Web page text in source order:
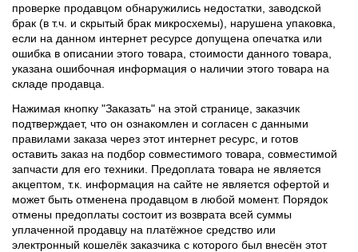
проверке продавцом обнаружились недостатки, заводской
брак (в т.ч. и скрытый брак микросхемы), нарушена упаковка,
если на данном интернет ресурсе допущена опечатка или
ошибка в описании этого товара, стоимости данного товара,
указана ошибочная информация о наличии этого товара на
складе продавца.
Нажимая кнопку "Заказать" на этой странице, заказчик
подтверждает, что он ознакомлен и согласен с данными
правилами заказа через этот интернет ресурс, и готов
оставить заказ на подбор совместимого товара, совместимой
запчасти для его техники. Предоплата товара не является
акцептом, т.к. информация на сайте не является офертой и
может быть отменена продавцом в любой момент. Порядок
отмены предоплаты состоит из возврата всей суммы
уплаченной продавцу на платёжное средство или
электронный кошелёк заказчика с которого был внесён этот